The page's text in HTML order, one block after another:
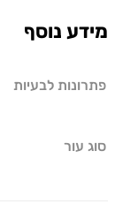
מידע נוסף
פתרונות לבעיות
סוג עור